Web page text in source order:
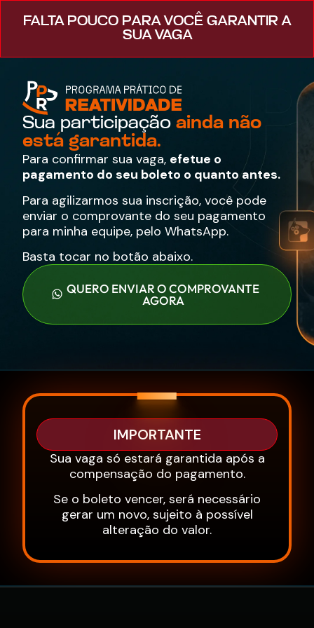
FALTA POUCO PARA VOCÊ GARANTIR A
SUA VAGA
Sua participação ainda não
está garantida.
Para confirmar sua vaga, efetue o
pagamento do seu boleto o quanto antes.
Para agilizarmos sua inscrição, você pode
enviar o comprovante do seu pagamento
para minha equipe, pelo WhatsApp.
Basta tocar no botão abaixo.
QUERO ENVIAR O COMPROVANTE
AGORA
IMPORTANTE
Sua vaga só estará garantida após a
compensação do pagamento.
Se o boleto vencer, será necessário
gerar um novo, sujeito à possível
alteração do valor.